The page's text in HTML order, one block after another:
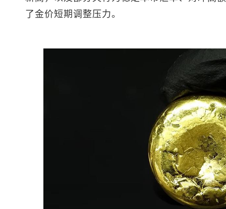
了金价短期调整压力。